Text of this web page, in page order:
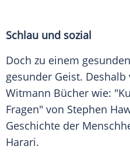
Schlau und sozial
Doch zu einem
gesunder Geist. Deshalb
Witmann Bücher wie:
Fragen" von Stephen
Geschichte der
Harari.